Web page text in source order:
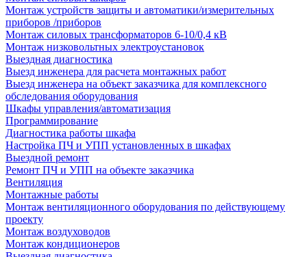
Монтаж устройств защиты и автоматики/измерительных
приборов /приборов
Монтаж силовых трансформаторов 6-10/0,4 кВ
Монтаж низковольтных электроустановок
Выездная диагностика
Выезд инженера для расчета монтажных работ
Выезд инженера на объект заказчика для комплексного
обследования оборудования
Шкафы управления/автоматизация
Программирование
Диагностика работы шкафа
Настройка ПЧ и УПП установленных в шкафах
Выездной ремонт
Ремонт ПЧ и УПП на объекте заказчика
Вентиляция
Монтажные работы
Монтаж вентиляционного оборудования по действующему
проекту
Монтаж воздуховодов
Монтаж кондиционеров